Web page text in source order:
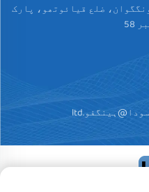
ضلع قیائوتھو، پارک
سودا@ہینگفو.ltd